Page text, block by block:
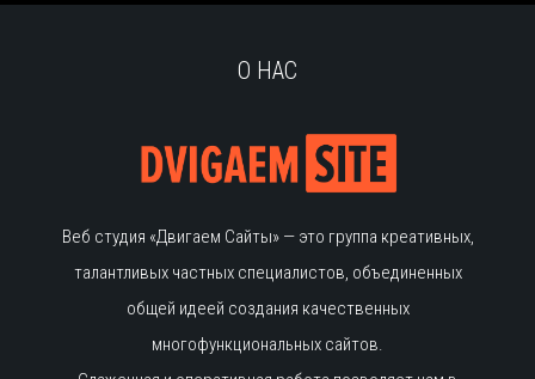
О НАС
Веб студия «Двигаем Сайты» — это группа креативных,
талантливых частных специалистов, объединенных
общей идеей создания качественных
многофункциональных сайтов.